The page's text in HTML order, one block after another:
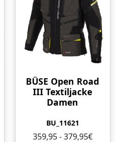
BÜSE Open Road
III Textiljacke
Damen
BU_11621
359,95 - 379,95€